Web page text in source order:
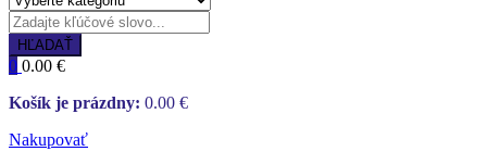
HĽADAŤ
0 0.00 €
Košík je prázdny: 0.00 €
Nakupovať